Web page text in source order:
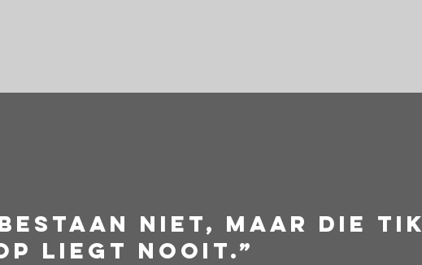
niet, maar die tik
liegt nooit.”